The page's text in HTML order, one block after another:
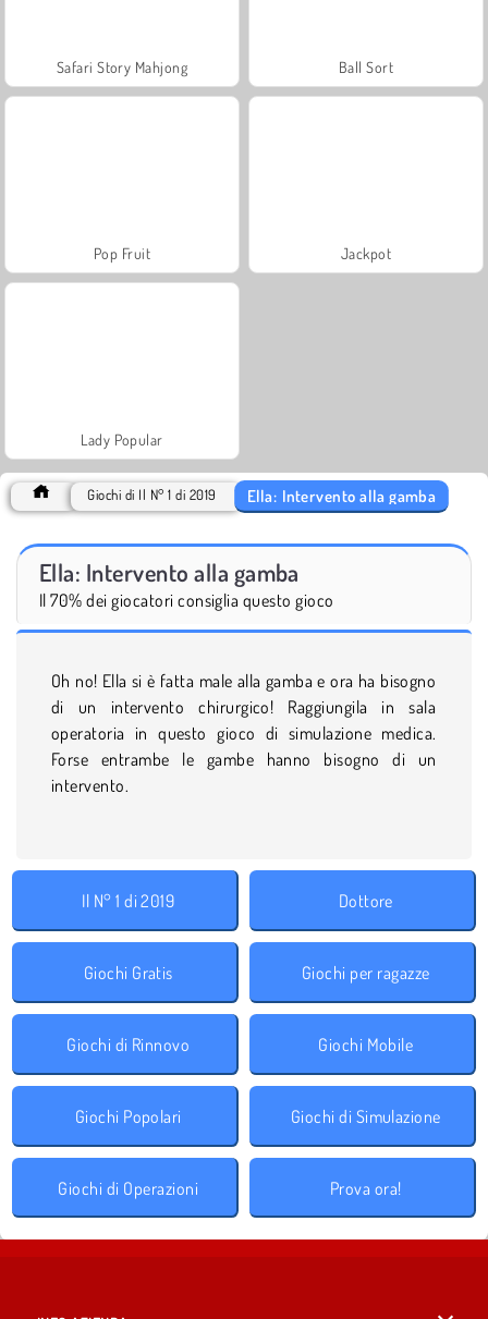
Safari Story Mahjong Ball Sort
Pop Fruit Jackpot
Lady Popular
Giochi di Il N° 1 di 2019 Ella: Intervento alla gamba
Ella: Intervento alla gamba
Il 70% dei giocatori consiglia questo gioco
Oh no! Ella si è fatta male alla gamba e ora ha bisogno
di un intervento chirurgico! Raggiungila in sala
operatoria in questo gioco di simulazione medica.
Forse entrambe le gambe hanno bisogno di un
intervento.
Il N° 1 di 2019 Dottore
Giochi Gratis Giochi per ragazze
Giochi di Rinnovo Giochi Mobile
Giochi Popolari Giochi di Simulazione
Giochi di Operazioni Prova ora!